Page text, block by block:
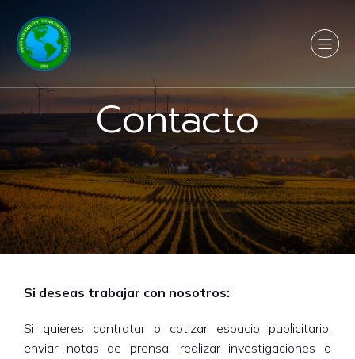
Contacto
Si deseas trabajar con nosotros:
Si quieres contratar o cotizar espacio publicitario,
enviar notas de prensa, realizar investigaciones o